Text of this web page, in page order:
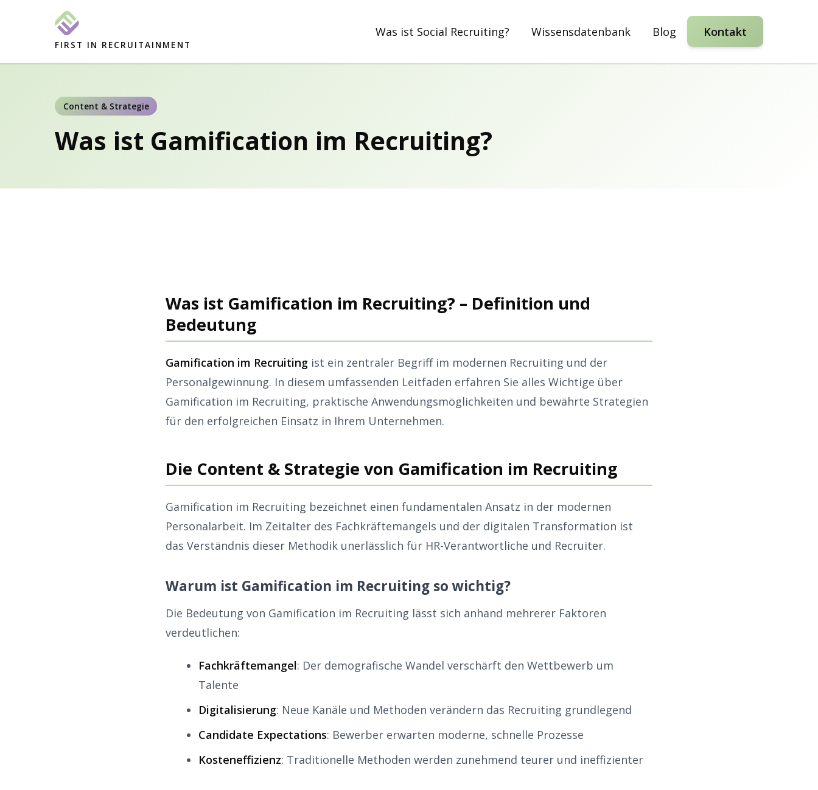
FIRST IN RECRUITAINMENT
Was ist Social Recruiting? Wissensdatenbank Blog Kontakt
Content & Strategie
Was ist Gamification im Recruiting?
Was ist Gamification im Recruiting? – Definition und
Bedeutung
Gamification im Recruiting ist ein zentraler Begriff im modernen Recruiting und der
Personalgewinnung. In diesem umfassenden Leitfaden erfahren Sie alles Wichtige über
Gamification im Recruiting, praktische Anwendungsmöglichkeiten und bewährte Strategien
für den erfolgreichen Einsatz in Ihrem Unternehmen.
Die Content & Strategie von Gamification im Recruiting
Gamification im Recruiting bezeichnet einen fundamentalen Ansatz in der modernen
Personalarbeit. Im Zeitalter des Fachkräftemangels und der digitalen Transformation ist
das Verständnis dieser Methodik unerlässlich für HR-Verantwortliche und Recruiter.
Warum ist Gamification im Recruiting so wichtig?
Die Bedeutung von Gamification im Recruiting lässt sich anhand mehrerer Faktoren
verdeutlichen:
Fachkräftemangel: Der demografische Wandel verschärft den Wettbewerb um
Talente
Digitalisierung: Neue Kanäle und Methoden verändern das Recruiting grundlegend
Candidate Expectations: Bewerber erwarten moderne, schnelle Prozesse
Kosteneffizienz: Traditionelle Methoden werden zunehmend teurer und ineffizienter